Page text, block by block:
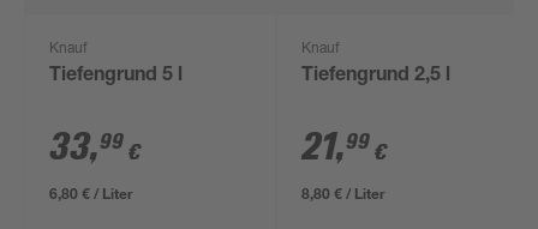
Knauf
Tiefengrund 5 l
33,99 €
6,80 € / Liter
Knauf
Tiefengrund 2,5 l
21,99 €
8,80 € / Liter